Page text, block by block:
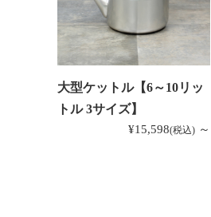
大型ケットル【6～10リッ
トル 3サイズ】
¥15,598(税込) ～